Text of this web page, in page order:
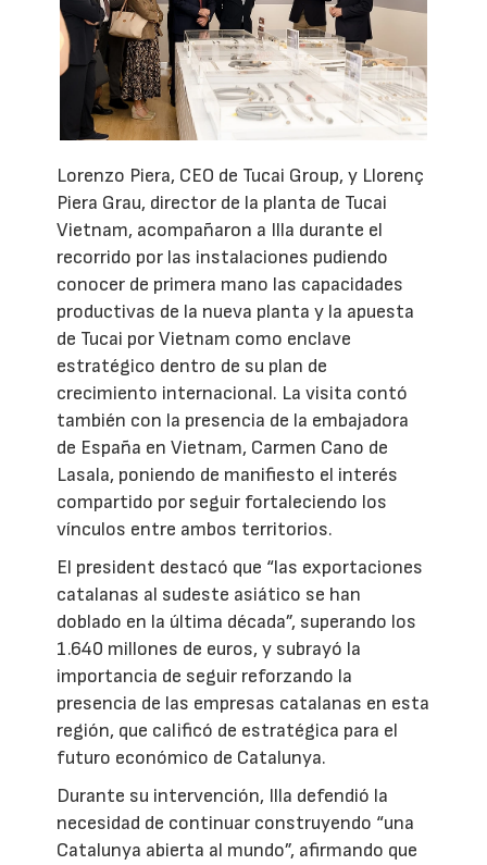
Lorenzo Piera, CEO de Tucai Group, y Llorenç
Piera Grau, director de la planta de Tucai
Vietnam, acompañaron a Illa durante el
recorrido por las instalaciones pudiendo
conocer de primera mano las capacidades
productivas de la nueva planta y la apuesta
de Tucai por Vietnam como enclave
estratégico dentro de su plan de
crecimiento internacional. La visita contó
también con la presencia de la embajadora
de España en Vietnam, Carmen Cano de
Lasala, poniendo de manifiesto el interés
compartido por seguir fortaleciendo los
vínculos entre ambos territorios.
El president destacó que “las exportaciones
catalanas al sudeste asiático se han
doblado en la última década”, superando los
1.640 millones de euros, y subrayó la
importancia de seguir reforzando la
presencia de las empresas catalanas en esta
región, que calificó de estratégica para el
futuro económico de Catalunya.
Durante su intervención, Illa defendió la
necesidad de continuar construyendo “una
Catalunya abierta al mundo”, afirmando que